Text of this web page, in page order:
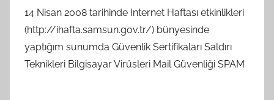
14 Nisan 2008 tarihinde Internet Haftası etkinlikleri
(http://ihafta.samsun.gov.tr/) bünyesinde
yaptığım sunumda Güvenlik Sertifikaları Saldırı
Teknikleri Bilgisayar Virüsleri Mail Güvenliği SPAM